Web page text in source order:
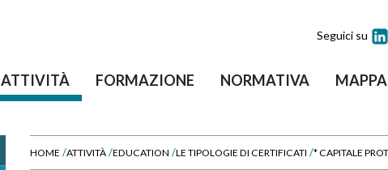
ATTIVITÀ FORMAZIONE NORMATIVA MAPPA
Seguici su
HOME /ATTIVITÀ /EDUCATION /LE TIPOLOGIE DI CERTIFICATI /* CAPITALE